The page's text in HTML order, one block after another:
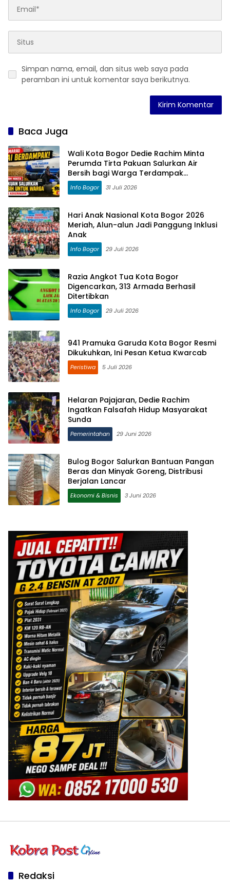
Simpan nama, email, dan situs web saya pada
peramban ini untuk komentar saya berikutnya.
Baca Juga
Wali Kota Bogor Dedie Rachim Minta
Perumda Tirta Pakuan Salurkan Air
Bersih bagi Warga Terdampak
Kekeringan
Info Bogor 31 Juli 2026
Hari Anak Nasional Kota Bogor 2026
Meriah, Alun-alun Jadi Panggung Inklusi
Anak
Info Bogor 29 Juli 2026
Razia Angkot Tua Kota Bogor
Digencarkan, 313 Armada Berhasil
Ditertibkan
Info Bogor 29 Juli 2026
941 Pramuka Garuda Kota Bogor Resmi
Dikukuhkan, Ini Pesan Ketua Kwarcab
Peristiwa 5 Juli 2026
Helaran Pajajaran, Dedie Rachim
Ingatkan Falsafah Hidup Masyarakat
Sunda
Pemerintahan 29 Juni 2026
Bulog Bogor Salurkan Bantuan Pangan
Beras dan Minyak Goreng, Distribusi
Berjalan Lancar
Ekonomi & Bisnis 3 Juni 2026
Redaksi